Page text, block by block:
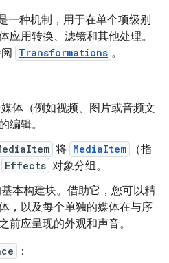
一种机制，用于在单个项级别
应用转换、滤镜和其他处理。
Transformations 。
媒体（例如视频、图片或音频文
编辑。
将 MediaItem
（指
Effects 对象分组。
基本构建块。借助它，您可以精
，以及每个单独的媒体在与序
前应呈现的外观和声音。
：